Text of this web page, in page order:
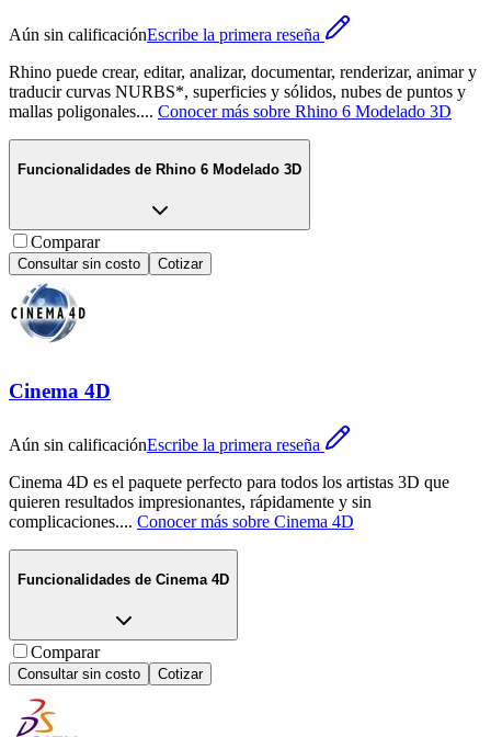
Aún sin calificaciónEscribe la primera reseña
Rhino puede crear, editar, analizar, documentar, renderizar, animar y
traducir curvas NURBS*, superficies y sólidos, nubes de puntos y
mallas poligonales.... Conocer más sobre Rhino 6 Modelado 3D
Funcionalidades de Rhino 6 Modelado 3D
Comparar
Consultar sin costo Cotizar
Cinema 4D
Aún sin calificaciónEscribe la primera reseña
Cinema 4D es el paquete perfecto para todos los artistas 3D que
quieren resultados impresionantes, rápidamente y sin
complicaciones.... Conocer más sobre Cinema 4D
Funcionalidades de Cinema 4D
Comparar
Consultar sin costo Cotizar